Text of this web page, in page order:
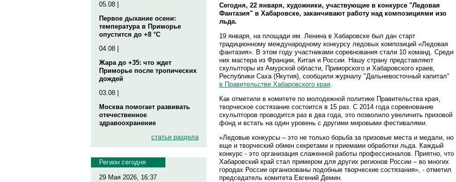
05.08 |
Первое дыхание осени:
температура в Приморье
опустится до +8 °C
04.08 |
Жара до +35: что ждет
Приморье после тропических
дождей
03.08 |
Москва помогает развивать
отечественное
здравоохранение
статьи раздела
Регион сегодня
29 Мая 2026, 16:37
Сегодня, 22 января, художники, участвующие в конкурсе "Ледовая
Фантазия" в Хабаровске, заканчивают работу над композициями изо
льда.
19 января, на площади им. Ленина в Хабаровске был дан старт
традиционному международному конкурсу ледовых композиций «Ледовая
фантазия». В этом году участниками соревнования стали 10 команд. Среди
них мастера из Франции, Китая и России. Нашу страну представляют
скульпторы из Амурской области, Приморского и Хабаровского краев,
Республики Саха (Якутия), сообщили журналу "Дальневосточный капитал"
в Правительстве Хабаровского края
Как отметили в комитете по молодежной политике Правительства края,
творческое состязание состоится в 15 раз. С 2014 года соревнование
скульпторов проводится раз в два года, это позволило увеличить призовой
фонд и встать на один уровень с другими мировыми фестивалями.
«Ледовые конкурсы – это не только борьба за призовые места и медали, но
еще и творческий обмен секретами и приемами обработки льда. Каждый
конкурс - это организация слаженной работы профессионалов. Приятно, что
Хабаровский край стал примером для других регионов России – во многих
городах России организованы подобные творческие состязания», - отметил
председатель комитета Евгений Демин.